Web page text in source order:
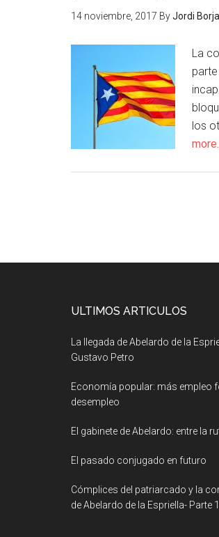
14 noviembre, 2017 ByJordi Borja
La
los
ULTIMOS ARTICULOS
La llegada de Abelardo de la
Gustavo Petro
Economía popular: más empleo
desempleo
El gabinete de Abelardo: entre la
El pasado conjugado en futuro
Cómplices del patriarcado y la
de Abelardo de la Espriella- Parte 1